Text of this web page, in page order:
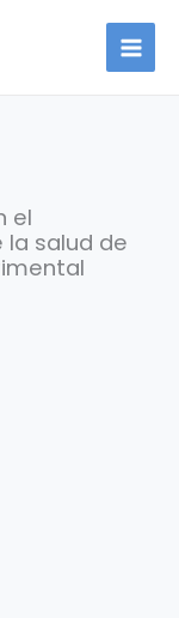
el
salud de